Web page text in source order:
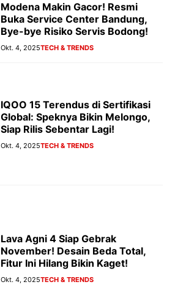
Modena Makin Gacor! Resmi
Buka Service Center Bandung,
Bye-bye Risiko Servis Bodong!
Okt. 4, 2025TECH & TRENDS
IQOO 15 Terendus di Sertifikasi
Global: Speknya Bikin Melongo,
Siap Rilis Sebentar Lagi!
Okt. 4, 2025TECH & TRENDS
Lava Agni 4 Siap Gebrak
November! Desain Beda Total,
Fitur Ini Hilang Bikin Kaget!
Okt. 4, 2025TECH & TRENDS